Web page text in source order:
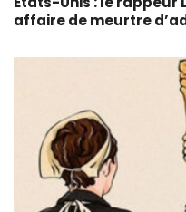
affaire de meurtre